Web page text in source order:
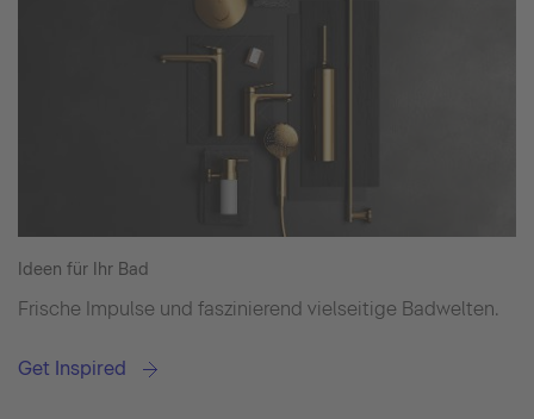
Ideen für Ihr Bad
Frische Impulse und faszinierend vielseitige Badwelten.
Get Inspired